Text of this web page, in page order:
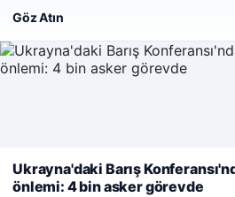
Web sitemizi nasıl kullandığınızı
kullanıyoruz.Çerez Politikamız
Göz Atın
Ukrayna'daki Barış
önlemi: 4 bin asker görevde